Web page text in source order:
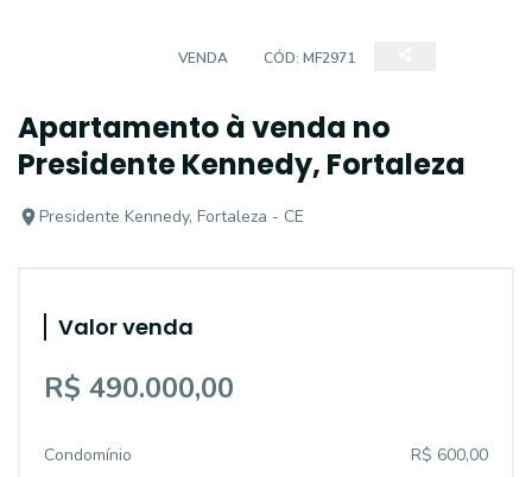
VENDA CÓD: MF2971
Apartamento à venda no
Presidente Kennedy, Fortaleza
Presidente Kennedy, Fortaleza - CE
Valor venda
R$ 490.000,00
Condomínio R$ 600,00